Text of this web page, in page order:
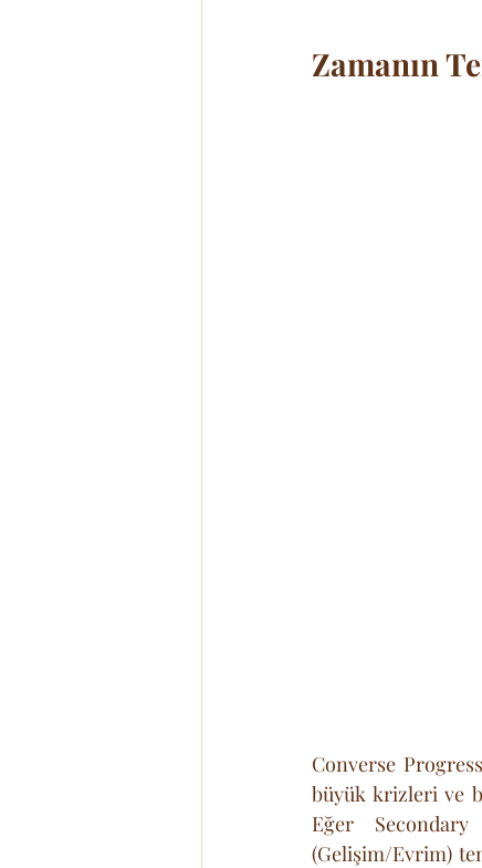
Zamanın
Converse
büyük krizleri ve
Eğer
(Gelişim/Evrim)